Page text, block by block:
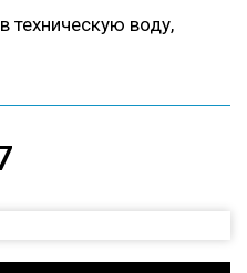
техническую воду,